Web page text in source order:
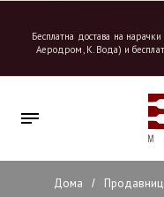
Бесплатна достава на
Аеродром, К. Вода) и
Дома /